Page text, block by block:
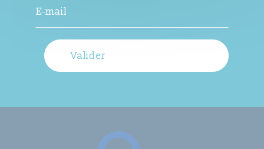
Valider